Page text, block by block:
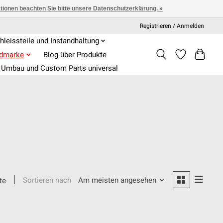
Registrieren / Anmelden
und Instandhaltung
Blog über Produkte
Umbau und Custom Parts universal
Sortieren nach Am meisten angesehen
beachten Sie bitte unsere Datenschutzerklärung. »